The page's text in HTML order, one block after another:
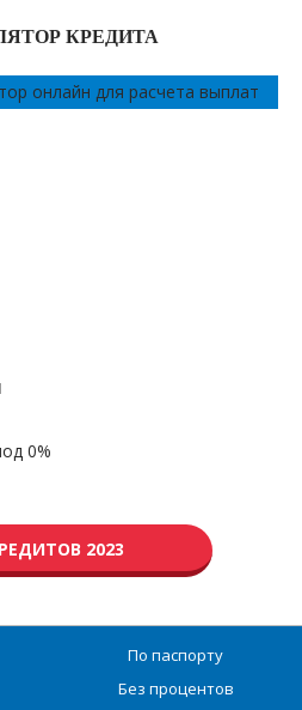
КРЕДИТА
2023
По паспорту
Без процентов